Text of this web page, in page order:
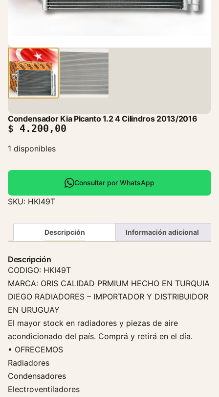
Condensador Kia Picanto 1.2 4 Cilindros 2013/2016
$ 4.200,00
1 disponibles
Consultar por WhatsApp
SKU: HKI49T
Descripción Información adicional
Descripción
CODIGO: HKI49T
MARCA: ORIS CALIDAD PRMIUM HECHO EN TURQUIA
DIEGO RADIADORES – IMPORTADOR Y DISTRIBUIDOR
EN URUGUAY
El mayor stock en radiadores y piezas de aire
acondicionado del país. Comprá y retirá en el día.
• OFRECEMOS
Radiadores
Condensadores
Electroventiladores